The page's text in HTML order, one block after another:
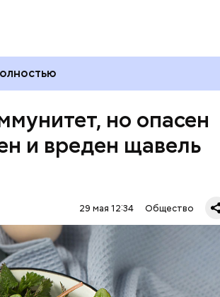
но опасен
и вреден щавель
29 мая 12:34 Общество